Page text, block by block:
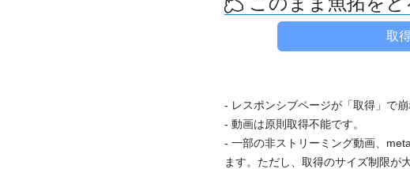
- レスポンシブページが「取得」で
- 動画は原則取得不能です。
- 一部の非ストリーミング動画、
ます。ただし、取得のサイズ制限が